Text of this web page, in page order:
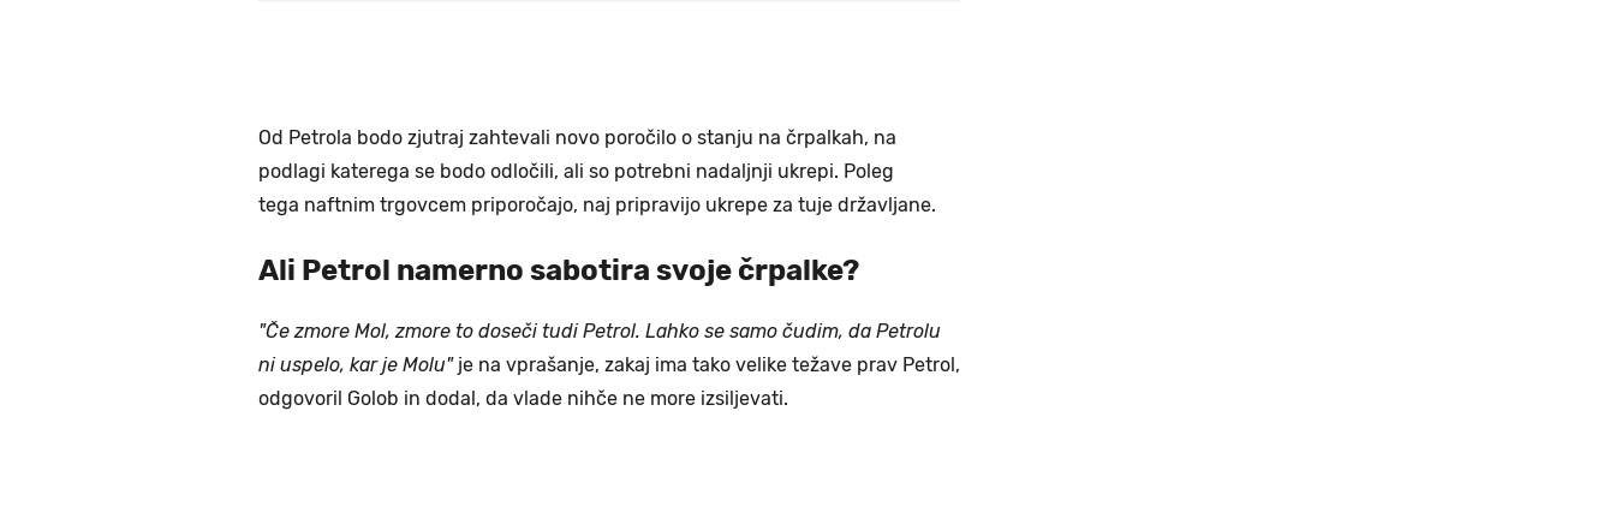
Od Petrola bodo zjutraj zahtevali novo poročilo o stanju na črpalkah, na
podlagi katerega se bodo odločili, ali so potrebni nadaljnji ukrepi. Poleg
tega naftnim trgovcem priporočajo, naj pripravijo ukrepe za tuje državljane.
Ali Petrol namerno sabotira svoje črpalke?
"Če zmore Mol, zmore to doseči tudi Petrol. Lahko se samo čudim, da Petrolu
ni uspelo, kar je Molu"je na vprašanje, zakaj ima tako velike težave prav Petrol,
odgovoril Golob in dodal, da vlade nihče ne more izsiljevati.